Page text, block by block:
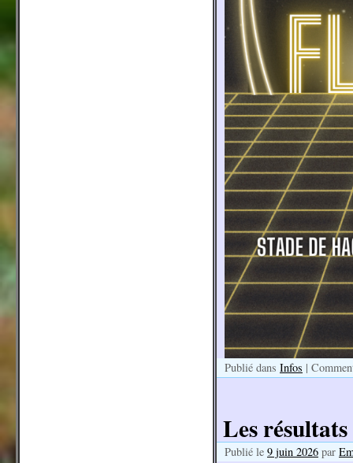
Publié dans Infos |
Les
Publié le 9 juin 2026 par